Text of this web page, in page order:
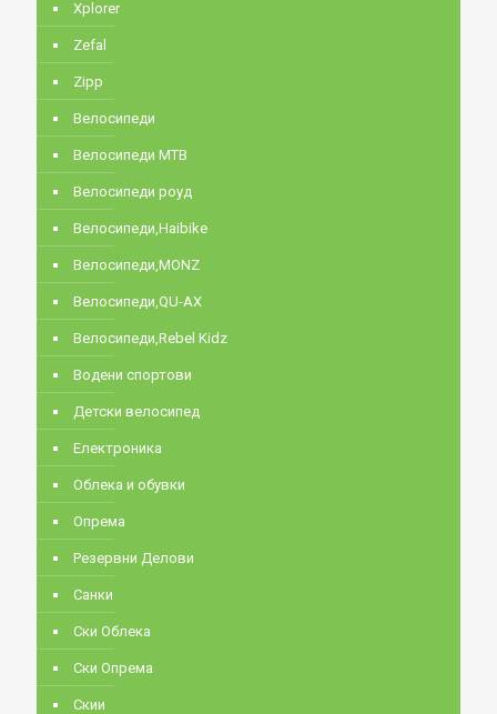
Xplorer
Zefal
Zipp
Велосипеди
Велосипеди MTB
Велосипеди роуд
Велосипеди,Haibike
Велосипеди,MONZ
Велосипеди,QU-AX
Велосипеди,Rebel Kidz
Водени спортови
Детски велосипед
Електроника
Облека и обувки
Опрема
Резервни Делови
Санки
Ски Облека
Ски Опрема
Скии